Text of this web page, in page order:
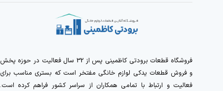
فروشگاه قطعات برودتی کاظمینی پس از 32 سال فعالیت در حوزه پخش
و فروش قطعات یدکی لوازم خانگی مفتخر است که بستری مناسب برای
فعالیت و ارتباط با تمامی همکاران از سراسر کشور فراهم کرده است.